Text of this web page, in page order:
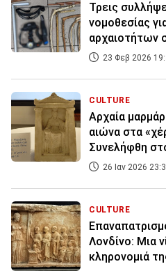
Τρεις
νομοθεσίας
αρχαιοτήτων
23 Φεβ 2026
CULTURE
Αρχαία
αιώνα στα
Συνελήφθη
26 Ιαν 2026
CULTURE
Λονδίνο: Μια
κληρονομιά